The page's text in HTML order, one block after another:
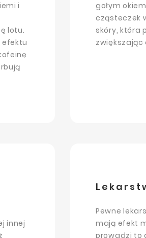
i
lotu.
efektu
gołym
cząsteczek
skóry, która
innej
Pewne
mają efekt
prowadzi to